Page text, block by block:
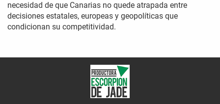
necesidad de que Canarias no quede atrapada entre
decisiones estatales, europeas y geopolíticas que
condicionan su competitividad.